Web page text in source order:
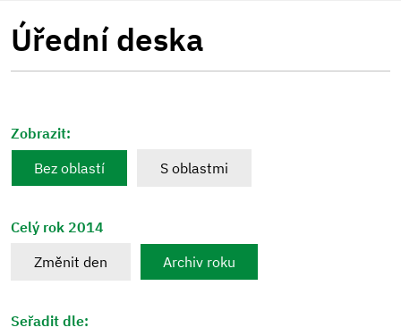
Úřední deska
Zobrazit:
Bez oblastí
S oblastmi
Celý rok 2014
Změnit den
Archiv roku
Seřadit dle: